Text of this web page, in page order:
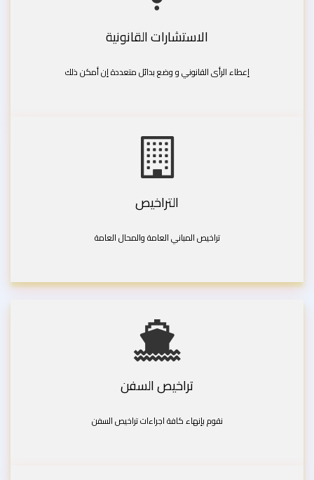
الاستشارات القانونية
إعطاء الرأى القانوني و وضع بدائل متعددة إن أمكن ذلك
التراخيص
تراخيص المباني العامة والمحال العامة
تراخيص السفن
نقوم بإنهاء كافة اجراءات تراخيص السفن